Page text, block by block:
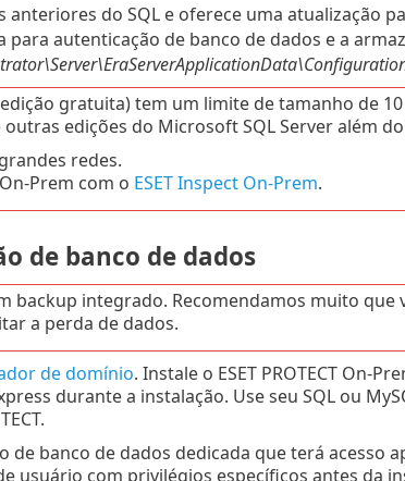
do SQL e oferece uma atualização
autenticação de banco de dados e a
gratuita) tem um limite de tamanho de
edições do Microsoft SQL Server além
redes.
Prem com o ESET Inspect On-Prem.
de banco de dados
backup integrado. Recomendamos muito que
a perda de dados.
de domínio. Instale o ESET PROTECT On-
durante a instalação. Use seu SQL ou
banco de dados dedicada que terá acesso
usuário com privilégios específicos antes da